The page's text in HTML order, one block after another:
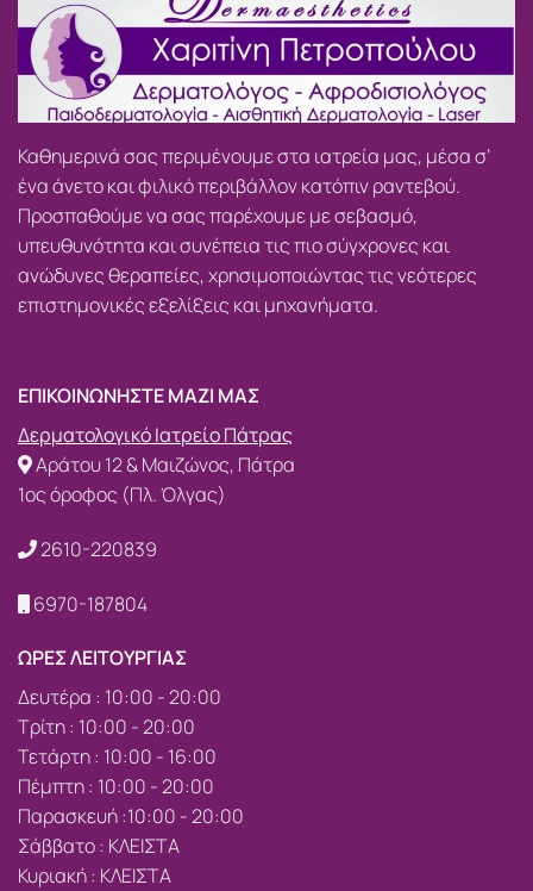
Καθημερινά σας περιμένουμε στα ιατρεία μας, μέσα σ’
ένα άνετο και φιλικό περιβάλλον κατόπιν ραντεβού.
Προσπαθούμε να σας παρέχουμε με σεβασμό,
υπευθυνότητα και συνέπεια τις πιο σύγχρονες και
ανώδυνες θεραπείες, χρησιμοποιώντας τις νεότερες
επιστημονικές εξελίξεις και μηχανήματα.
ΕΠΙΚΟΙΝΩΝΗΣΤΕ ΜΑΖΙ ΜΑΣ
Δερματολογικό Ιατρείο Πάτρας
Αράτου 12 & Μαιζώνος, Πάτρα
1ος όροφος (Πλ. Όλγας)
2610-220839
6970-187804
ΩΡΕΣ ΛΕΙΤΟΥΡΓΙΑΣ
Δευτέρα : 10:00 - 20:00
Τρίτη : 10:00 - 20:00
Τετάρτη : 10:00 - 16:00
Πέμπτη : 10:00 - 20:00
Παρασκευή :10:00 - 20:00
Σάββατο : ΚΛΕΙΣΤΑ
Κυριακή : ΚΛΕΙΣΤΑ